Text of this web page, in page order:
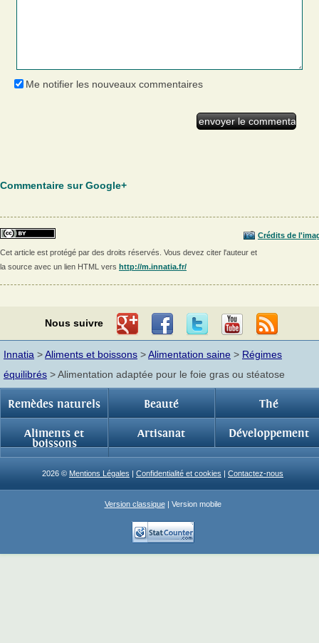
Me notifier les nouveaux commentaires
Commentaire sur Google+
Crédits de
Cet article est protégé par des droits réservés. Vous devez citer l'auteur et
la source avec un lien HTML vers http://m.innatia.fr/
Nous suivre
Innatia >Aliments et boissons >Alimentation saine > Régimes
équilibrés > Alimentation adaptée pour le foie gras ou stéatose
Remèdes naturels Beauté Thé
Aliments et
boissons
Artisanat Développement
2026 © Mentions Légales | Confidentialité et cookies | Contactez-nous
Version classique| Version mobile